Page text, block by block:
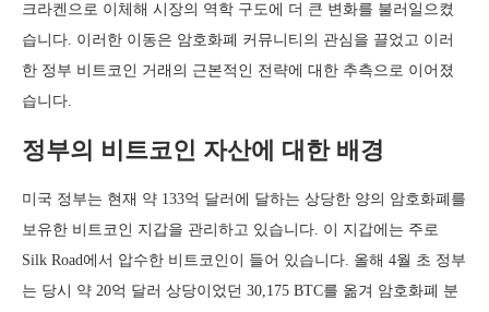
크라켄으로 이체해 시장의 역학 구도에 더 큰 변화를 불러일으켰
습니다. 이러한 이동은 암호화폐 커뮤니티의 관심을 끌었고 이러
한 정부 비트코인 거래의 근본적인 전략에 대한 추측으로 이어졌
습니다.
정부의 비트코인 자산에 대한 배경
미국 정부는 현재 약 133억 달러에 달하는 상당한 양의 암호화폐를
보유한 비트코인 지갑을 관리하고 있습니다. 이 지갑에는 주로
Silk Road에서 압수한 비트코인이 들어 있습니다. 올해 4월 초 정부
는 당시 약 20억 달러 상당이었던 30,175 BTC를 옮겨 암호화폐 분